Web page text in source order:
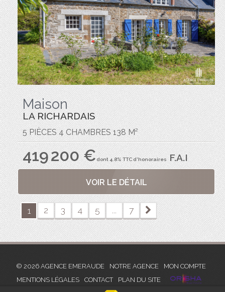
Maison
LA RICHARDAIS
5 PIÈCES 4 CHAMBRES 138 M²
419 200 €dont 4.8% TTC d'honorairesF.A.I
VOIR LE DÉTAIL
1 2 3 4 5 ... 7
© 2026 AGENCE EMERAUDE NOTRE AGENCE
MON COMPTE
MENTIONS LÉGALES
CONTACT PLAN DU SITE